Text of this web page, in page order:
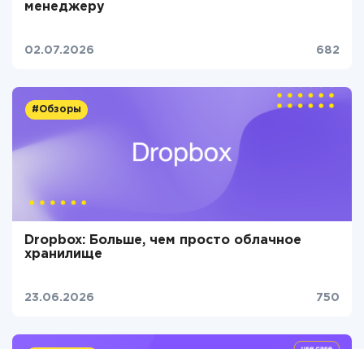
менеджеру
02.07.2026 682
#Обзоры
Dropbox: Больше, чем просто облачное
хранилище
23.06.2026 750